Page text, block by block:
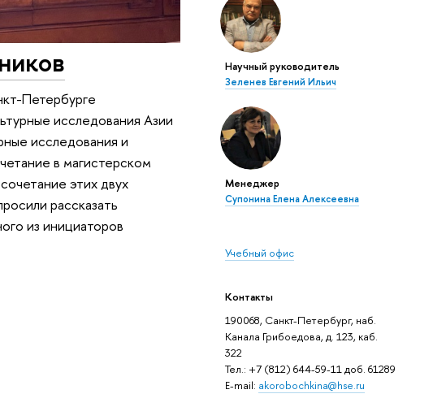
Научный руководитель
Зеленев Евгений Ильич
Менеджер
Супонина Елена Алексеевна
Учебный офис
Контакты
190068, Санкт-Петербург, наб.
Канала Грибоедова, д. 123, каб.
322
Тел.: +7 (812) 644-59-11 доб. 61289
E-mail: akorobochkina@hse.ru
Петербурге
исследования Азии
исследования и
в магистерском
этих двух
рассказать
из инициаторов